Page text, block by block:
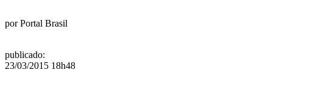
porPortal Brasil
publicado:
23/03/2015 18h48